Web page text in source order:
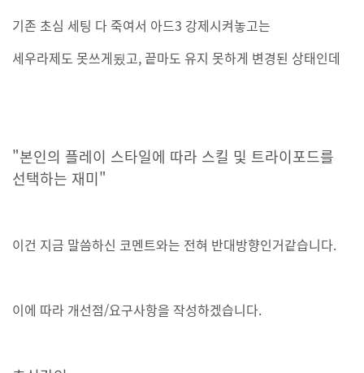
기존 초심 세팅 다 죽여서 아드3 강제시켜놓고는
세우라제도 못쓰게됬고, 끝마도 유지 못하게 변경된 상태인데
"본인의 플레이 스타일에 따라 스킬 및 트라이포드를
선택하는 재미"
이건 지금 말씀하신 코멘트와는 전혀 반대방향인거같습니다.
이에 따라 개선점/요구사항을 작성하겠습니다.